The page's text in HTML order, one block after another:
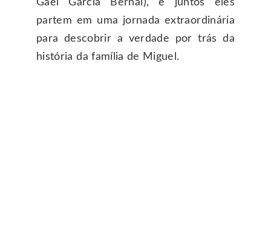
Gael García Bernal), e juntos eles
partem em uma jornada extraordinária
para descobrir a verdade por trás da
história da família de Miguel.